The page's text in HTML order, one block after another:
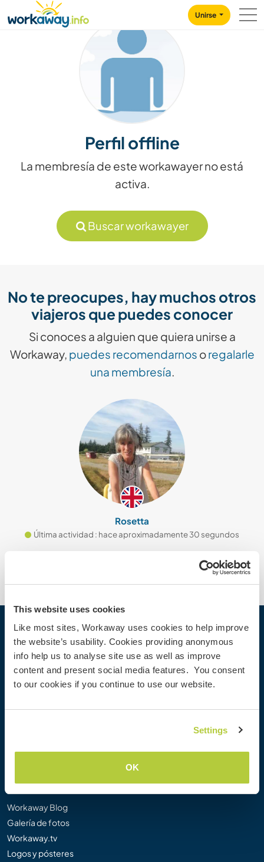
This website uses cookies
Like most sites, Workaway uses cookies to help improve
the website’s usability. Cookies providing anonymous
info help us to analyse site use as well as improve
content and present social media features. You consent
to our cookies if you continue to use our website.
Settings
OK
CONTENT
MAIN NAVIGATION
Unirse
Perfil offline
La membresía de este workawayer no está
activa.
Buscar workawayer
No te preocupes, hay muchos otros
viajeros que puedes conocer
Si conoces a alguien que quiera unirse a
Workaway, puedes recomendarnos oregalarle
una membresía
Rosetta
Última actividad : hace aproximadamente 30 segundos
Buscar a un anfitrión
Información para anfitriones
Información para workawayers
Descuentos y Socios
Nuestra comunidad
Workaway Blog
Galería de fotos
Workaway.tv
Logos y pósteres